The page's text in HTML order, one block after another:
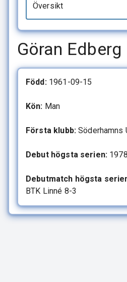
Översikt
Göran Edberg
Född:1961-09-15
Kön: Man
Första klubb:Söderhamns
Debut högsta serien:
Debutmatch högsta
BTK Linné 8-3